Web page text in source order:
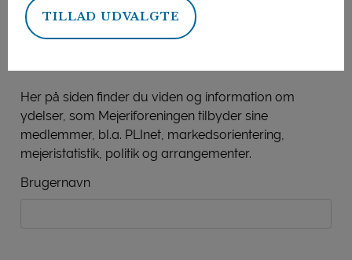
TILLAD UDVALGTE
Mejeriforeningens
Her på siden finder du viden og information om
ydelser, som Mejeriforeningen tilbyder sine
medlemmer, bl.a. PLInet, markedsorientering,
mejeristatistik, politik og arrangementer.
Brugernavn